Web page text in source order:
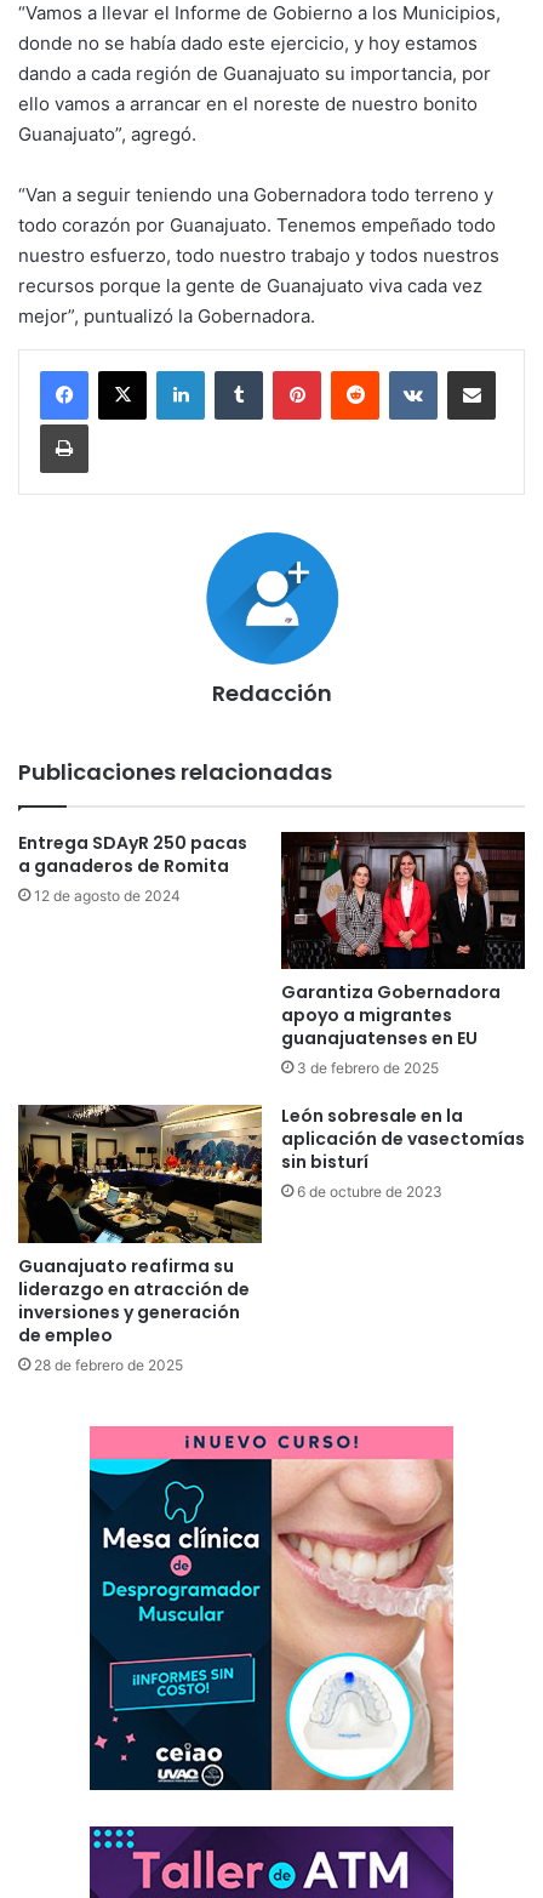
“Vamos a llevar el Informe de Gobierno a los Municipios,
donde no se había dado este ejercicio, y hoy estamos
dando a cada región de Guanajuato su importancia, por
ello vamos a arrancar en el noreste de nuestro bonito
Guanajuato”, agregó.
“Van a seguir teniendo una Gobernadora todo terreno y
todo corazón por Guanajuato. Tenemos empeñado todo
nuestro esfuerzo, todo nuestro trabajo y todos nuestros
recursos porque la gente de Guanajuato viva cada vez
mejor”, puntualizó la Gobernadora.
LinkedInTumblr PinterestReddit VKontakteCompartir por
Imprimir
Redacción
Publicaciones relacionadas
Entrega SDAyR 250 pacas
a ganaderos de Romita
12 de agosto de 2024
Garantiza Gobernadora
apoyo a migrantes
guanajuatenses en EU
3 de febrero de 2025
Guanajuato reafirma su
liderazgo en atracción de
inversiones y generación
de empleo
28 de febrero de 2025
León sobresale en la
aplicación de vasectomías
sin bisturí
6 de octubre de 2023